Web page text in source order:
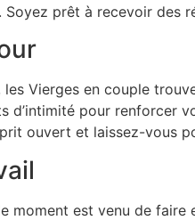
Soyez prêt à recevoir des
Vierges en couple
d’intimité pour renforcer
ouvert et laissez-vous
moment est venu de